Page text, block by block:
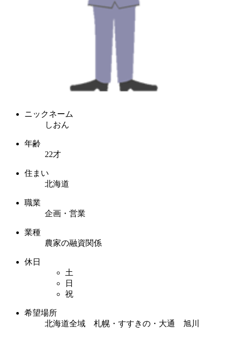
ニックネーム
しおん
年齢
22才
住まい
北海道
職業
企画・営業
業種
農家の融資関係
休日
土
日
祝
希望場所
北海道全域 札幌・すすきの・大通 旭川